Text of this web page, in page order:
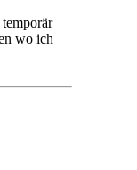
wo ich